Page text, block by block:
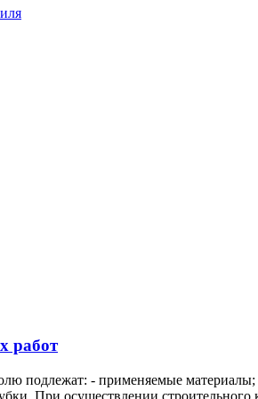
работ
подлежат: - применяемые
При осуществлении строительного